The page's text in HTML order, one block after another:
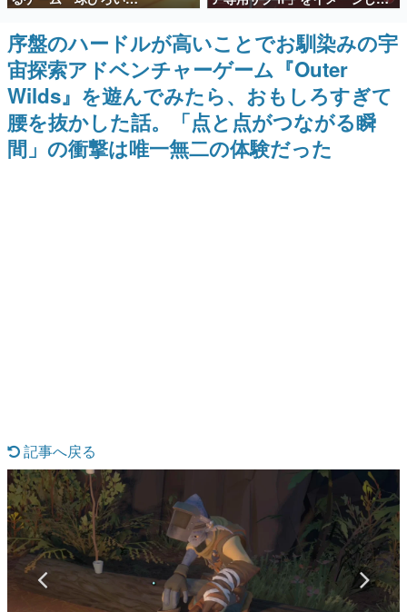
事をまとめました。
ゲームの企画書
名作ゲームクリエイターの方々に製作時のエピソードをお
聞きし、ヒットする企画（ゲーム）とは何か？を探ってい
きます。
赫本
この物語を解いてはいけない。『赫本』は、〈試験問題〉
の形をした短編ホラー小説集です。
なんでゲームは面白い？
ゲーム開発者・hamatsu氏がゲームの魅力を画面や操作の
具体的な形から解き明かしていく、硬派で骨太な評論連載
です。
ゲームが変えた日本語
「経験値」「裏技」「ラスボス」… ゲームにまつわる言葉
の起源や用法の変遷を、コンピューター文化史研究家・タ
イニーP氏が徹底調査。
Simulator』が「1件」のウィッ
シュリストをもとにチェコ語に
対応しSNSで話題に。『キング
ダム・カム』開発元やチェコの
プロ野球選手から称賛の声
散水ホースリールが予約開始。
本体にはシャアのパーソナルマ
ークやジオン公国軍のエンブレ
ム、型式番号などを配置
序盤のハードルが高いことでお馴染みの宇
宙探索アドベンチャーゲーム『Outer
Wilds』を遊んでみたら、おもしろすぎて
腰を抜かした話。「点と点がつながる瞬
間」の衝撃は唯一無二の体験だった
記事へ戻る